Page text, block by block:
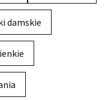
damskie